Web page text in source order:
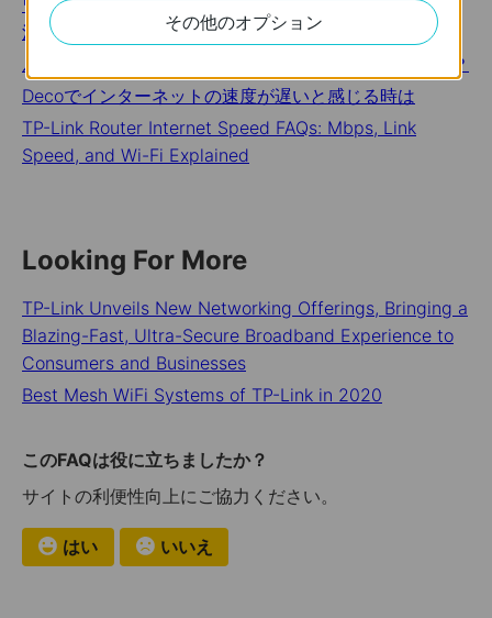
法は？
ルーターのWi-Fiが不安定な時はどうすればいいですか？
Decoでインターネットの速度が遅いと感じる時は
TP-Link Router Internet Speed FAQs: Mbps, Link
Speed, and Wi-Fi Explained
Looking For More
TP-Link Unveils New Networking Offerings, Bringing a
Blazing-Fast, Ultra-Secure Broadband Experience to
Consumers and Businesses
Best Mesh WiFi Systems of TP-Link in 2020
このFAQは役に立ちましたか？
サイトの利便性向上にご協力ください。
はい いいえ
その他のオプション